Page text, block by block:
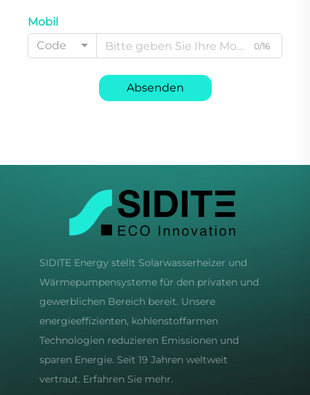
Mobil
Code
0/16
Absenden
SIDITE Energy stellt Solarwasserheizer und
Wärmepumpensysteme für den privaten und
gewerblichen Bereich bereit. Unsere
energieeffizienten, kohlenstoffarmen
Technologien reduzieren Emissionen und
sparen Energie. Seit 19 Jahren weltweit
vertraut. Erfahren Sie mehr.